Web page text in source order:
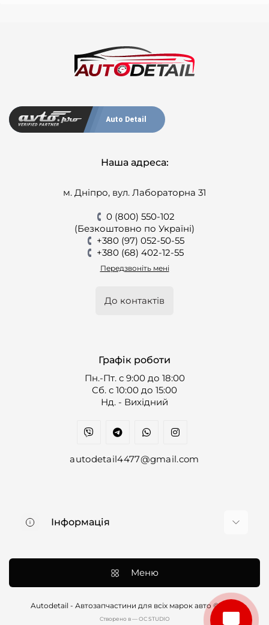
Auto Detail
Наша адреса:
м. Дніпро, вул. Лабораторна 31
0 (800) 550-102
(Безкоштовно по Україні)
+380 (97) 052-50-55
+380 (68) 402-12-55
Передзвоніть мені
До контактів
Графік роботи
Пн.-Пт. с 9:00 до 18:00
Cб. с 10:00 до 15:00
Нд. - Вихідний
autodetail4477@gmail.com
Інформація
Контакти
Договір оферти
Меню
Autodetail - Автозапчастини для всіх марок авто © 2026
Cтворено в — OC STUDIO